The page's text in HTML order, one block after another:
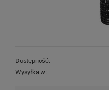
Dostępność:
Wysyłka w: